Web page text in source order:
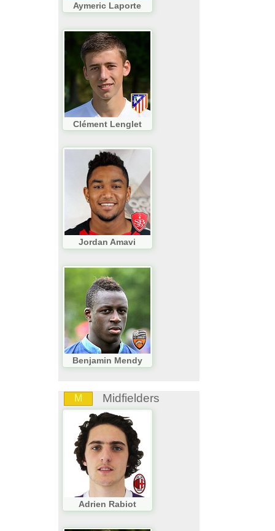
Aymeric Laporte
Clément Lenglet
Jordan Amavi
Benjamin Mendy
M Midfielders
Adrien Rabiot